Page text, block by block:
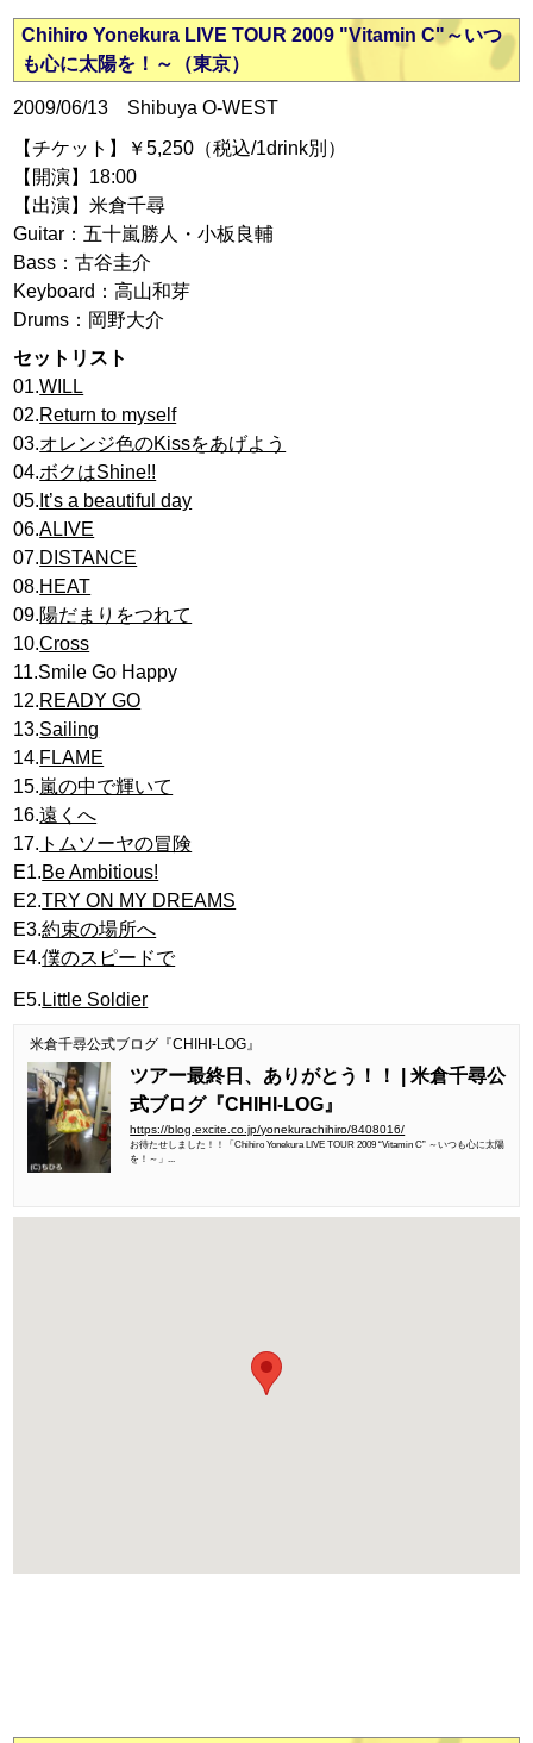
Chihiro Yonekura LIVE TOUR 2009 "Vitamin C"～いつ
も心に太陽を！～（東京）
2009/06/13 Shibuya O-WEST
【チケット】￥5,250（税込/1drink別）
【開演】18:00
【出演】米倉千尋
Guitar：五十嵐勝人・小板良輔
Bass：古谷圭介
Keyboard：高山和芽
Drums：岡野大介
セットリスト
01.WILL
02.Return to myself
03.オレンジ色のKissをあげよう
04.ボクはShine!!
05. It’s a beautiful day
06.ALIVE
07.DISTANCE
08.HEAT
09.陽だまりをつれて
10.Cross
11.Smile Go Happy
12.READY GO
13.Sailing
14.FLAME
15.嵐の中で輝いて
16.遠くへ
17. トムソーヤの冒険
E1.Be Ambitious!
E2.TRY ON MY DREAMS
E3.約束の場所へ
E4.僕のスピードで
E5. Little Soldier
米倉千尋公式ブログ『CHIHI-LOG』
ツアー最終日、ありがとう！！ | 米倉千尋公
式ブログ『CHIHI-LOG』
https://blog.excite.co.jp/yonekurachihiro/8408016/
お待たせしました！！「Chihiro Yonekura LIVE TOUR 2009 “Vitamin C” ～いつも心に太陽
を！～」...